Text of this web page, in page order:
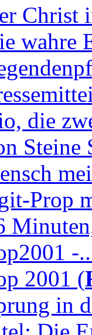
Christ
wahre
die
Steine
Prop
-
2001 (
in